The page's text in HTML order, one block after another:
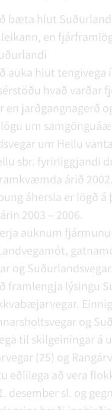
bæta hlut
en
auka hlut
hvað varðar
en jarðgangnagerð
um
um Hellu
sbr. fyrirliggjandi
árið
áhersla er lögð
2003 – 2006.
auknum
og Suðurlandsvegar.
framlengja lýsingu
og
til skilgeiningar á
(25) og
eðlilega að vera
desember sl. og